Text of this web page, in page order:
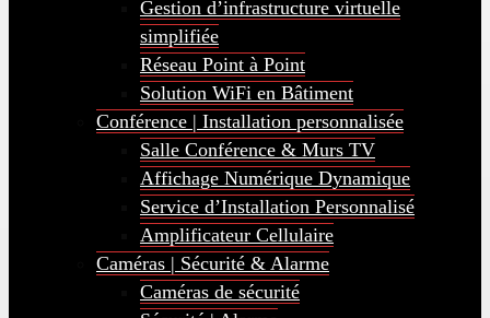
Gestion d’infrastructure virtuelle
simplifiée
Réseau Point à Point
Solution WiFi en Bâtiment
Conférence | Installation personnalisée
Salle Conférence & Murs TV
Affichage Numérique Dynamique
Service d’Installation Personnalisé
Amplificateur Cellulaire
Caméras | Sécurité & Alarme
Caméras de sécurité